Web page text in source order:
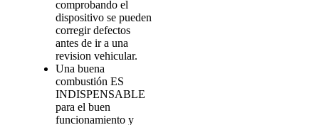
comprobando el
dispositivo se pueden
corregir defectos
antes de ir a una
revision vehicular.
Una buena
combustión ES
INDISPENSABLE
para el buen
funcionamiento y